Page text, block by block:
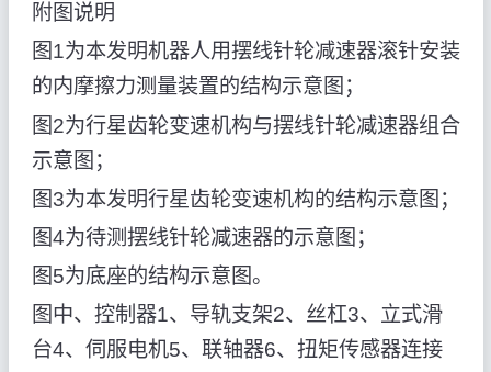
附图说明
图1为本发明机器人用摆线针轮减速器滚针安装
的内摩擦力测量装置的结构示意图；
图2为行星齿轮变速机构与摆线针轮减速器组合
示意图；
图3为本发明行星齿轮变速机构的结构示意图；
图4为待测摆线针轮减速器的示意图；
图5为底座的结构示意图。
图中、控制器1、导轨支架2、丝杠3、立式滑
台4、伺服电机5、联轴器6、扭矩传感器连接